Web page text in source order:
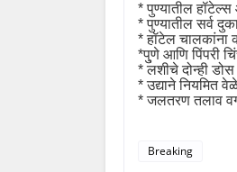
* पुण्यातील हॉटेल्स
* पुण्यातील सर्व
* हॉटेल चालकांना
*पु्णे आणि पिंपरी
* लशीचे दोन्ही
* उद्याने नियमित
* जलतरण तलाव
Breaking